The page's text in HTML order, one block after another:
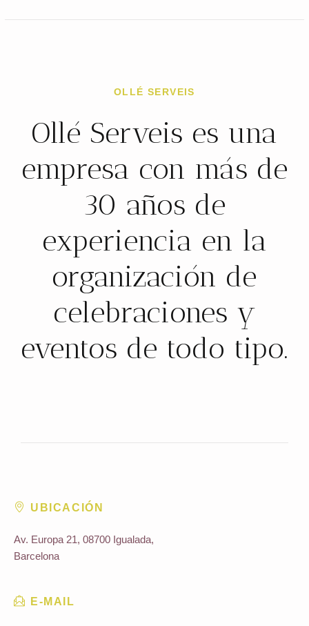
OLLÉ SERVEIS
Ollé Serveis es una
empresa con más de
30 años de
experiencia en la
organización de
celebraciones y
eventos de todo tipo.
UBICACIÓN
Av. Europa 21, 08700 Igualada,
Barcelona
E-MAIL